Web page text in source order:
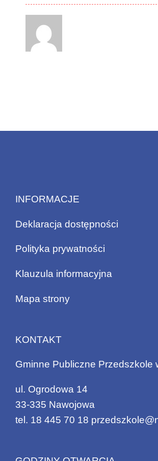
INFORMACJE
Deklaracja dostępności
Polityka prywatności
Klauzula informacyjna
Mapa strony
KONTAKT
Gminne Publiczne Przedszkole
ul. Ogrodowa 14
33-335 Nawojowa
tel. 18 445 70 18